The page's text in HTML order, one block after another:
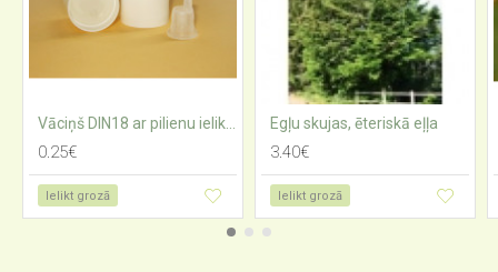
Vāciņš DIN18 ar pilienu ieliktni smalkiem šķidrumiem
0.25€
Ielikt grozā
Egļu skujas, ēteriskā eļļa
3.40€
Ielikt grozā